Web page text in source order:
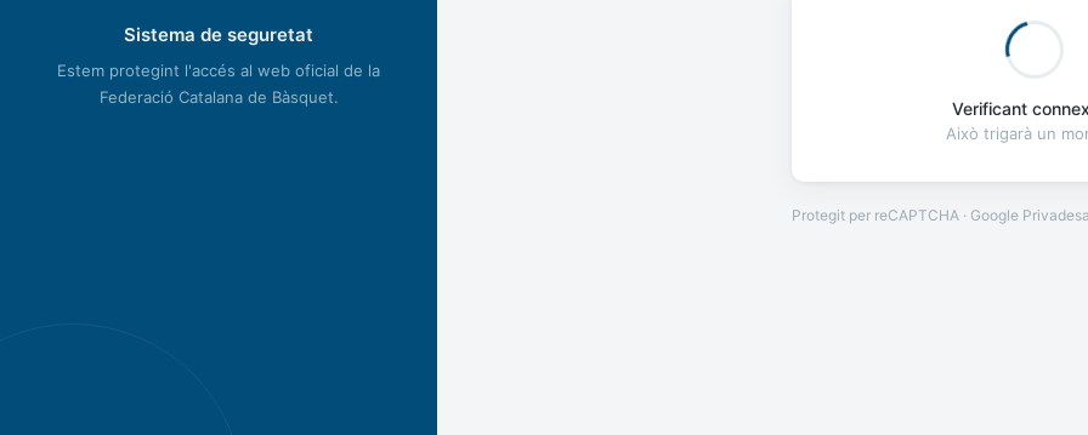
Sistema de seguretat
Estem protegint l'accés al web oficial de la
Federació Catalana de Bàsquet.
Verificant
Això trigarà un
Protegit per reCAPTCHA · Google Privadesa